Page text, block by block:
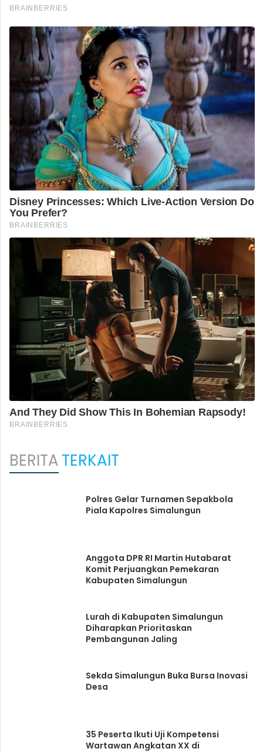
BERITATERKAIT
Polres Gelar Turnamen Sepakbola
Piala Kapolres Simalungun
Anggota DPR RI Martin Hutabarat
Komit Perjuangkan Pemekaran
Kabupaten Simalungun
Lurah di Kabupaten Simalungun
Diharapkan Prioritaskan
Pembangunan Jaling
Sekda Simalungun Buka Bursa Inovasi
Desa
35 Peserta Ikuti Uji Kompetensi
Wartawan Angkatan XX di